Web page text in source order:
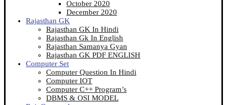
October 2020
December 2020
Rajasthan GK
Rajasthan GK In Hindi
Rajasthan Gk In English
Rajasthan Samanya Gyan
Rajasthan GK PDF ENGLISH
Computer Set
Computer Question In Hindi
Computer IOT
Computer C++ Program’s
DBMS & OSI MODEL